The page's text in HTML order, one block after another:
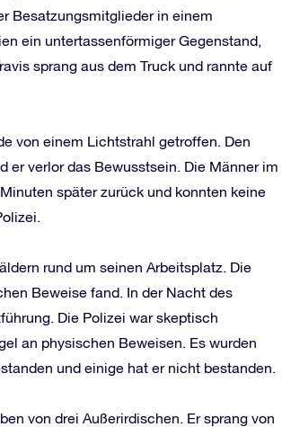
Besatzungsmitglieder in einem
ein untertassenförmiger Gegenstand,
sprang aus dem Truck und rannte auf
von einem Lichtstrahl getroffen. Den
er verlor das Bewusstsein. Die Männer im
später zurück und konnten keine
rund um seinen Arbeitsplatz. Die
Beweise fand. In der Nacht des
Die Polizei war skeptisch
an physischen Beweisen. Es wurden
und einige hat er nicht bestanden.
von drei Außerirdischen. Er sprang von